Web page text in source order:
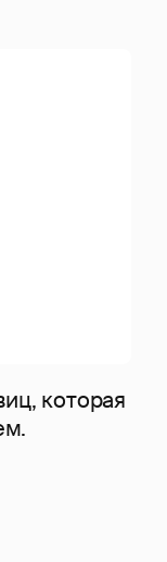
которая